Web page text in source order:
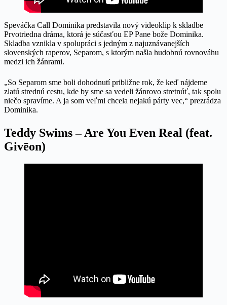
Speváčka Call Dominika predstavila nový videoklip k skladbe
Prvotriedna dráma, ktorá je súčasťou EP Pane bože Dominika.
Skladba vznikla v spolupráci s jedným z najuznávanejších
slovenských raperov, Separom, s ktorým našla hudobnú rovnováhu
medzi ich žánrami.
„So Separom sme boli dohodnutí približne rok, že keď nájdeme
zlatú strednú cestu, kde by sme sa vedeli žánrovo stretnúť, tak spolu
niečo spravíme. A ja som veľmi chcela nejakú párty vec,“ prezrádza
Dominika.
Teddy Swims – Are You Even Real (feat.
Givēon)